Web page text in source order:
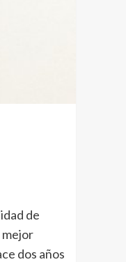
de
mejor
dos años